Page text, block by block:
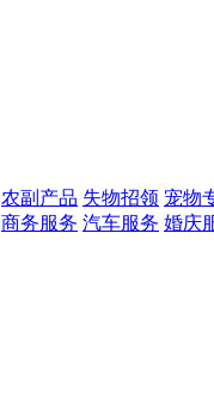
农副产品 失物招领 宠物
商务服务 汽车服务 婚庆